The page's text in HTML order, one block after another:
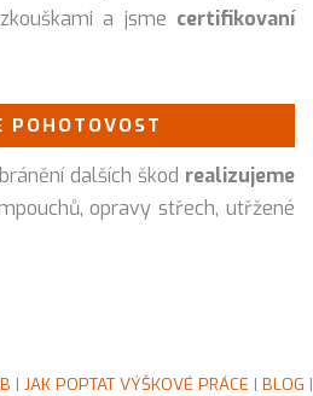
a jsme certifikovaní
POHOTOVOST
dalších škod realizujeme
opravy střech, utřžené
| JAK POPTAT VÝŠKOVÉ PRÁCE | BLOG |